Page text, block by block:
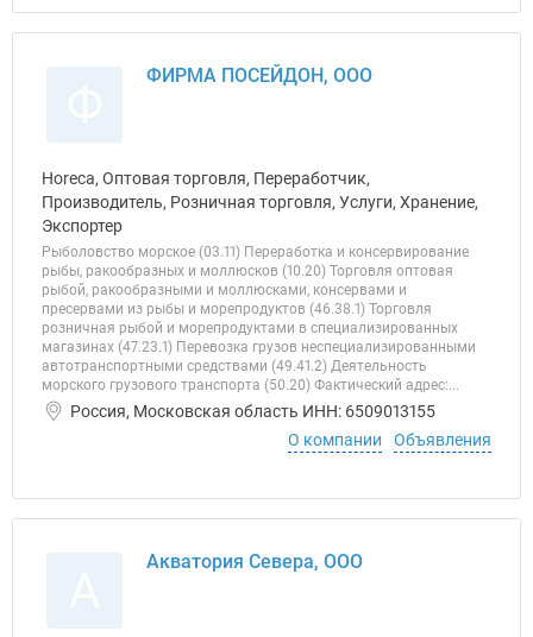
ФИРМА ПОСЕЙДОН, ООО
Horeca, Оптовая торговля, Переработчик,
Производитель, Розничная торговля, Услуги, Хранение,
Экспортер
Рыболовство морское (03.11) Переработка и консервирование
рыбы, ракообразных и моллюсков (10.20) Торговля оптовая
рыбой, ракообразными и моллюсками, консервами и
пресервами из рыбы и морепродуктов (46.38.1) Торговля
розничная рыбой и морепродуктами в специализированных
магазинах (47.23.1) Перевозка грузов неспециализированными
автотранспортными средствами (49.41.2) Деятельность
морского грузового транспорта (50.20) Фактический адрес:...
Россия, Московская область ИНН: 6509013155
О компании
Объявления
Акватория Севера, ООО